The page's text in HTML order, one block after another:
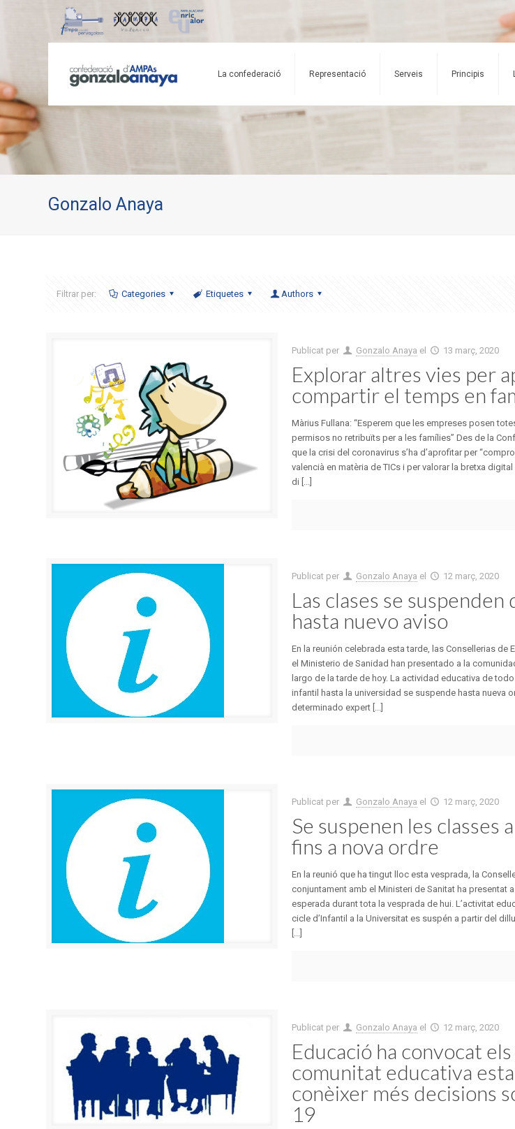
La confederació Representació Serveis Principis
Gonzalo Anaya
Filtrar per: Categories Etiquetes Authors
Publicat per Gonzalo Anaya el 13 març, 2020
Explorar altres vies per
compartir el temps en
Màrius Fullana: “Esperem que les empreses posen
permisos no retribuïts per a les famílies” Des de la
que la crisi del coronavirus s’ha d’aprofitar per
valencià en matèria de TICs i per valorar la bretxa
di [...]
Publicat per Gonzalo Anaya el 12 març, 2020
Las clases se suspenden
hasta nuevo aviso
En la reunión celebrada esta tarde, las Consellerias de
el Ministerio de Sanidad han presentado a la
largo de la tarde de hoy. La actividad educativa de
infantil hasta la universidad se suspende hasta nueva
determinado expert [...]
Publicat per Gonzalo Anaya el 12 març, 2020
Se suspenen les classes
fins a nova ordre
En la reunió que ha tingut lloc esta vesprada, la
conjuntament amb el Ministeri de Sanitat ha presentat
esperada durant tota la vesprada de hui. L’activitat
cicle d’Infantil a la Universitat es suspén a partir del
[...]
Publicat per Gonzalo Anaya el 12 març, 2020
Educació ha convocat
comunitat educativa
conèixer més decisions
19